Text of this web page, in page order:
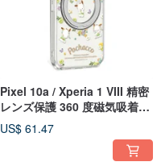
Pixel 10a / Xperia 1 VIII 精密
レンズ保護 360 度磁気吸着ス
タンドケース - 花咲くパチャ
ック
US$ 61.47